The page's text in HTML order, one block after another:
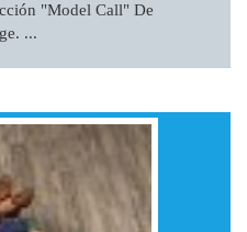
"Model Call" De
...